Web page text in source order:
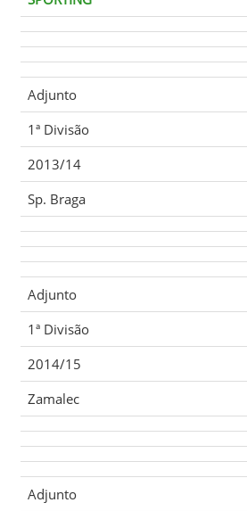
Adjunto
1ª Divisão
2013/14
Sp. Braga
Adjunto
1ª Divisão
2014/15
Zamalec
Adjunto